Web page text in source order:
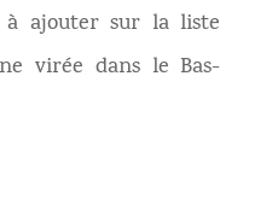
ajouter sur la liste
virée dans le Bas-